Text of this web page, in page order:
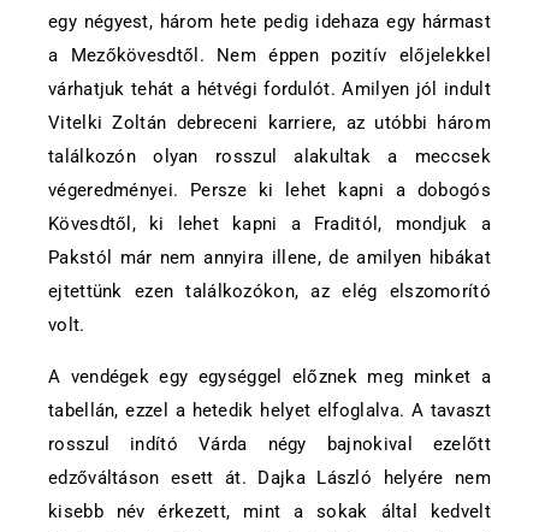
egy négyest, három hete pedig idehaza egy hármast
a Mezőkövesdtől. Nem éppen pozitív előjelekkel
várhatjuk tehát a hétvégi fordulót. Amilyen jól indult
Vitelki Zoltán debreceni karriere, az utóbbi három
találkozón olyan rosszul alakultak a meccsek
végeredményei. Persze ki lehet kapni a dobogós
Kövesdtől, ki lehet kapni a Fraditól, mondjuk a
Pakstól már nem annyira illene, de amilyen hibákat
ejtettünk ezen találkozókon, az elég elszomorító
volt.
A vendégek egy egységgel előznek meg minket a
tabellán, ezzel a hetedik helyet elfoglalva. A tavaszt
rosszul indító Várda négy bajnokival ezelőtt
edzőváltáson esett át. Dajka László helyére nem
kisebb név érkezett, mint a sokak által kedvelt